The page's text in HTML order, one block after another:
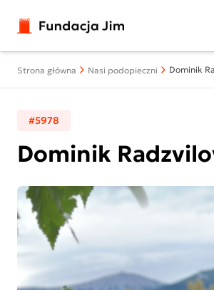
Strona główna Nasi podopieczni Dominik
#5978
Dominik